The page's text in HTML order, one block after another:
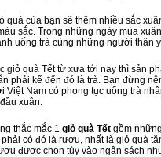
quà của bạn sẽ thêm nhiều sắc
sắc. Trong những ngày mùa
uống trà cùng những người thân
giỏ quà Tết từ xưa tới nay thì sản
phải kể đến đó là trà. Bạn đừng
Việt Nam có phong tục uống trà
xuân.
thắc mắc 1 giỏ quà Tết gồm
có đó là rượu, nhất là giỏ quà
được chọn tùy vào ngân sách